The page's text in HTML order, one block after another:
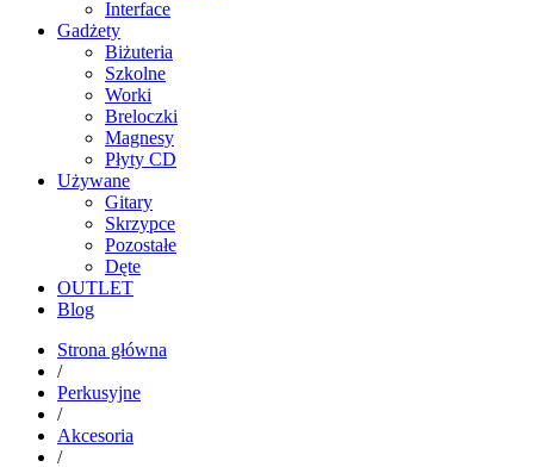
Interface
Gadżety
Biżuteria
Szkolne
Worki
Breloczki
Magnesy
Płyty CD
Używane
Gitary
Skrzypce
Pozostałe
Dęte
OUTLET
Blog
Strona główna
/
Perkusyjne
/
Akcesoria
/